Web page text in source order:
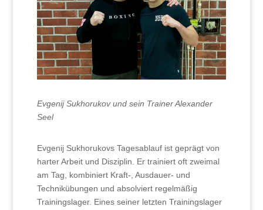
Evgenij Sukhorukov und sein Trainer Alexander
Seel
Evgenij Sukhorukovs Tagesablauf ist geprägt von
harter Arbeit und Disziplin. Er trainiert oft zweimal
am Tag, kombiniert Kraft-, Ausdauer- und
Technikübungen und absolviert regelmäßig
Trainingslager. Eines seiner letzten Trainingslager